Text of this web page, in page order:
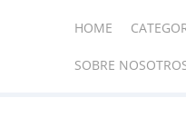
HOME
SOBRE